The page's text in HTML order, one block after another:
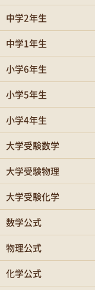
中学2年生
中学1年生
小学6年生
小学5年生
小学4年生
大学受験数学
大学受験物理
大学受験化学
数学公式
物理公式
化学公式